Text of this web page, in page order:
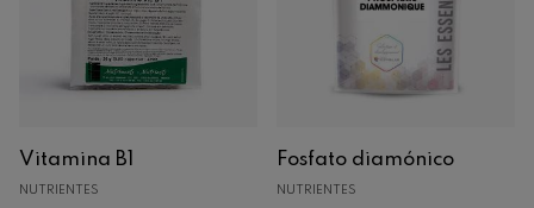
Vitamina B1
NUTRIENTES
Fosfato diamónico
NUTRIENTES